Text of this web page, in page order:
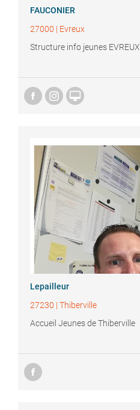
FAUCONIER
27000 | Evreux
Structure info jeunes EVREUX

Lepailleur
27230 | Thiberville
Accueil Jeunes de Thiberville